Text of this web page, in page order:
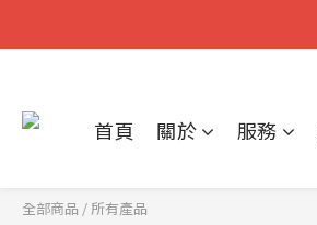
首頁 關於 服務
全部商品 / 所有產品